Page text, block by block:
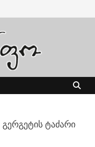
გერგეტის ტაძარი